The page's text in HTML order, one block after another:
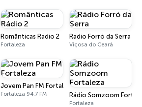
Românticas Rádio 2
Fortaleza
Rádio Forró da Serra
Viçosa do Ceará
Jovem Pan FM Fortaleza
Fortaleza 94.7 FM Rádio Somzoom
Fortaleza